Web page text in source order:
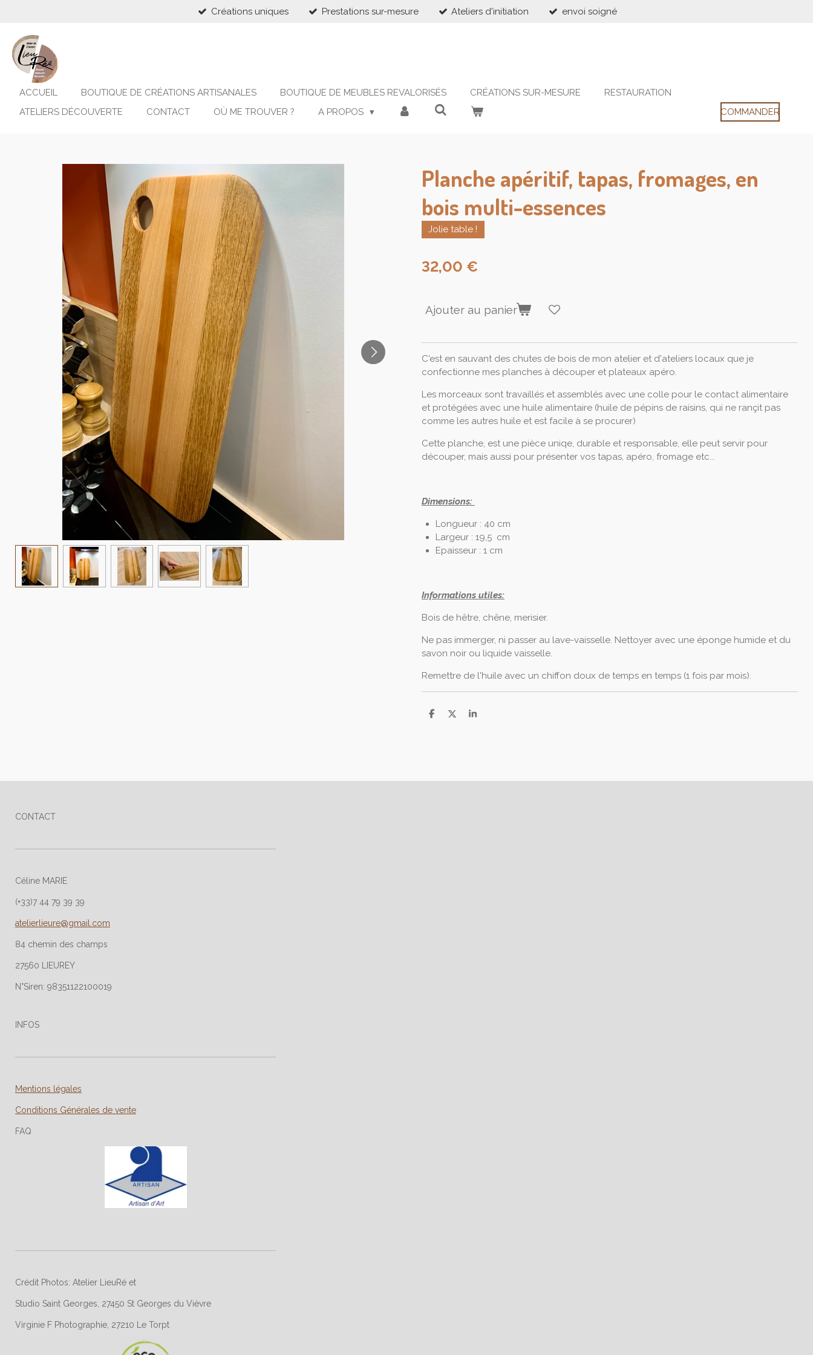
contenu
principal
Créations uniques Prestations sur-mesure Ateliers d'initiation envoi soigné
ACCUEIL BOUTIQUE DE CRÉATIONS ARTISANALES BOUTIQUE DE MEUBLES REVALORISÉS CRÉATIONS SUR-MESURE
RESTAURATION
ATELIERS DÉCOUVERTE
CONTACT OÙ ME TROUVER ? A PROPOS COMMANDER
Planche apéritif, tapas, fromages, en
bois multi-essences
Jolie table !
32,00 €
Ajouter au panier
C'est en sauvant des chutes de bois de mon atelier et d'ateliers locaux que je
confectionne mes planches à découper et plateaux apéro.
Les morceaux sont travaillés et assemblés avec une colle pour le contact alimentaire
et protégées avec une huile alimentaire (huile de pépins de raisins, qui ne rançit pas
comme les autres huile et est facile à se procurer)
Cette planche, est une pièce uniqe, durable et responsable, elle peut servir pour
découper, mais aussi pour présenter vos tapas, apéro, fromage etc...
Dimensions:
Longueur : 40 cm
Largeur : 19,5 cm
Epaisseur : 1 cm
Informations utiles:
Bois de hêtre, chêne, merisier.
Ne pas immerger, ni passer au lave-vaisselle. Nettoyer avec une éponge humide et du
savon noir ou liquide vaisselle.
Remettre de l'huile avec un chiffon doux de temps en temps (1 fois par mois).
P
r
P
r
P
r
CONTACT
Céline MARIE
(+33)7 44 79 39 39
atelierlieure@gmail.com
84 chemin des champs
27560 LIEUREY
N°Siren: 98351122100019
INFOS
Mentions légales
Conditions Générales de vente
FAQ
Crédit Photos: Atelier LieuRé et
Studio Saint Georges, 27450 St Georges du Vièvre
Virginie F Photographie, 27210 Le Torpt